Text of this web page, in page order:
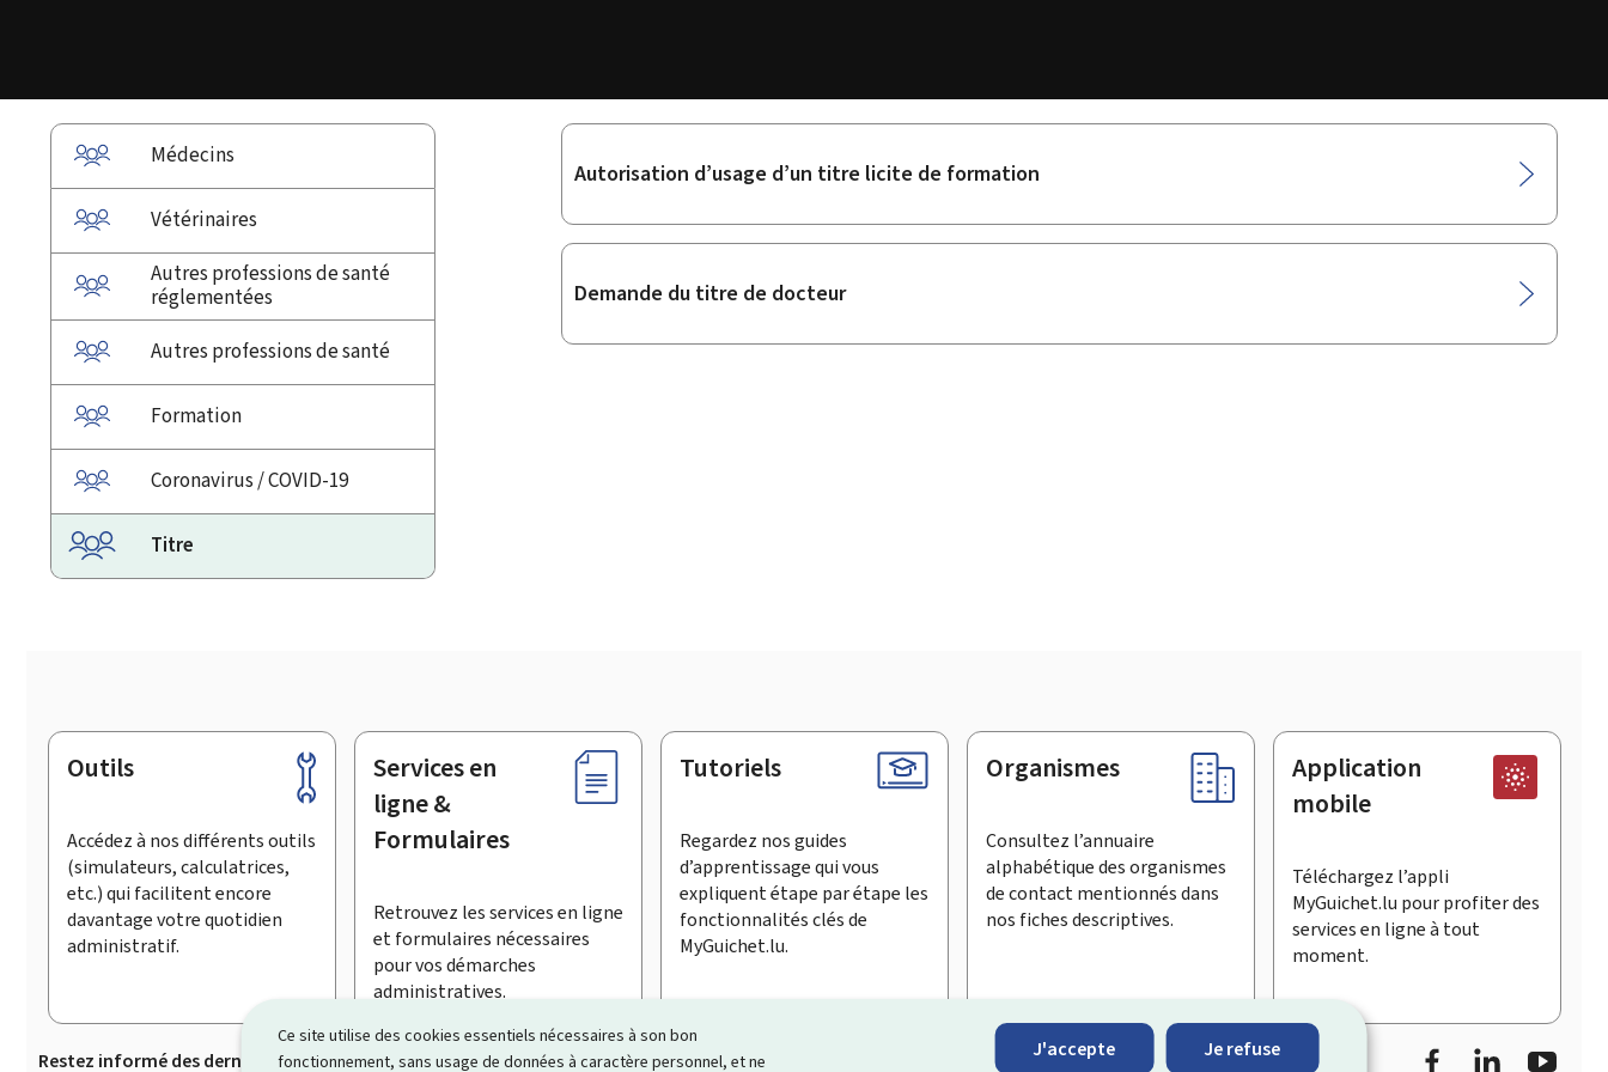
Ce site utilise des cookies essentiels nécessaires à son bon
fonctionnement, sans usage de données à caractère personnel, et ne
J'accepte Je refuse
Médecins
Vétérinaires
Autres professions de santé
réglementées
Autres professions de santé
Formation
Coronavirus / COVID-19
Titre
Sous-
Autorisation d’usage d’un titre licite de formation
Demande du titre de docteur
Pied
page
Outils
Accédez à nos différents outils
(simulateurs, calculatrices,
etc.) qui facilitent encore
davantage votre quotidien
administratif.
Services en
ligne &
Formulaires
Retrouvez les services en ligne
et formulaires nécessaires
pour vos démarches
administratives.
Tutoriels
Regardez nos guides
d’apprentissage qui vous
expliquent étape par étape les
fonctionnalités clés de
MyGuichet.lu.
Organismes
Consultez l’annuaire
alphabétique des organismes
de contact mentionnés dans
nos fiches descriptives.
Application
mobile
Téléchargez l’appli
MyGuichet.lu pour profiter des
services en ligne à tout
moment.
Restez informé des dernières actualités de Guichet.lu S’inscrire à la newsletter
FacebookLinkedIn